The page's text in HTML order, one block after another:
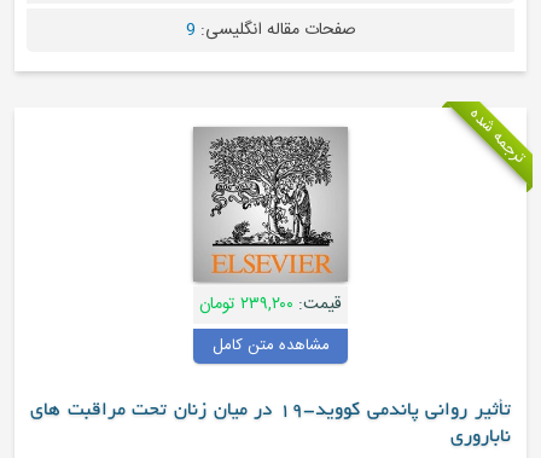
صفحات مقاله انگلیسی:9
۲۳۹,۲۰۰ تومان
مشاهده متن کامل
تأثیر روانی پاندمی کووید-19 در میان زنان تحت مراقبت های